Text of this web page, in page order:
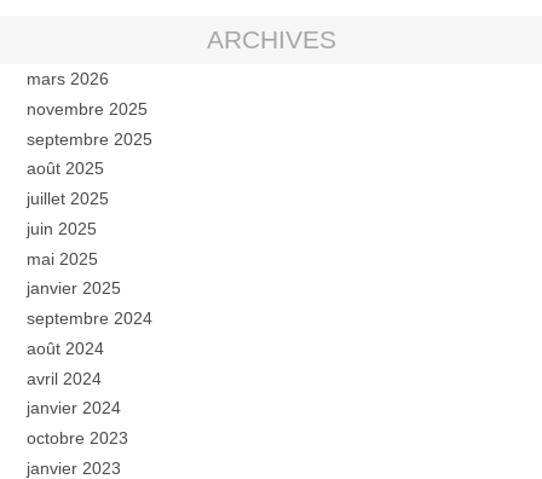
ARCHIVES
mars 2026
novembre 2025
septembre 2025
août 2025
juillet 2025
juin 2025
mai 2025
janvier 2025
septembre 2024
août 2024
avril 2024
janvier 2024
octobre 2023
janvier 2023